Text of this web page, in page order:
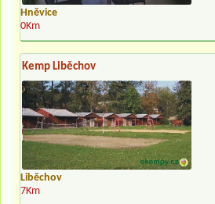
Hněvice
0Km
Kemp Liběchov
Liběchov
7Km